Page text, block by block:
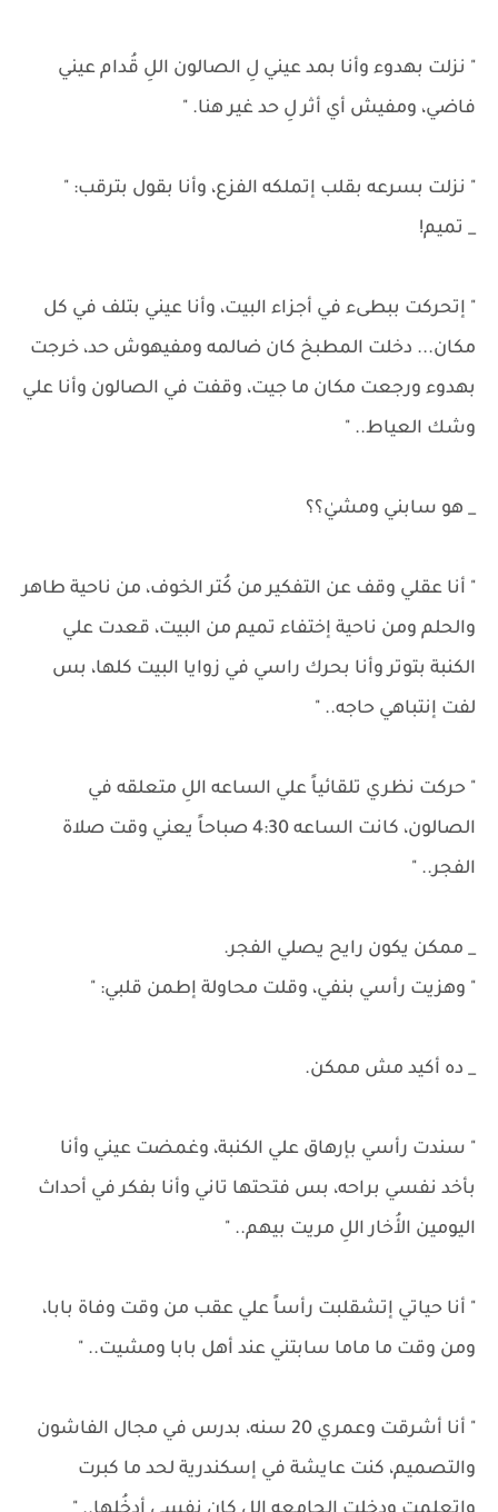
" نزلت بهدوء وأنا بمد عيني لِ الصالون اللِ قُدام عيني
فاضي، ومفيش أي أثر لِ حد غير هنا. "
" نزلت بسرعه بقلب إتملكه الفزع، وأنا بقول بترقب: "
_ تميم!
" إتحركت ببطىء في أجزاء البيت، وأنا عيني بتلف في كل
مكان... دخلت المطبخ كان ضالمه ومفيهوش حد، خرجت
بهدوء ورجعت مكان ما جيت، وقفت في الصالون وأنا علي
وشك العياط.. "
_ هو سابني ومشيٰ؟؟
" أنا عقلي وقف عن التفكير من كُتر الخوف، من ناحية طاهر
والحلم ومن ناحية إختفاء تميم من البيت، قعدت علي
الكنبة بتوتر وأنا بحرك راسي في زوايا البيت كلها، بس
لفت إنتباهي حاجه.. "
" حركت نظري تلقائياً علي الساعه اللِ متعلقه في
الصالون، كانت الساعه 4:30 صباحاً يعني وقت صلاة
الفجر.. "
_ ممكن يكون رايح يصلي الفجر.
" وهزيت رأسي بنفي، وقلت محاولة إطمن قلبي: "
_ ده أكيد مش ممكن.
" سندت رأسي بإرهاق علي الكنبة، وغمضت عيني وأنا
بأخد نفسي براحه، بس فتحتها تاني وأنا بفكر في أحداث
اليومين الأُخار اللِ مريت بيهم.. "
" أنا حياتي إتشقلبت رأساً علي عقب من وقت وفاة بابا،
ومن وقت ما ماما سابتني عند أهل بابا ومشيت.. "
" أنا أشرقت وعمري 20 سنه، بدرس في مجال الفاشون
والتصميم، كنت عايشة في إسكندرية لحد ما كبرت